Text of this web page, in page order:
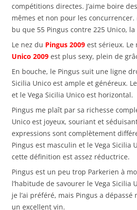
compétitions directes. J’aime boire
mêmes et non pour les concurrencer.
bu que 55 Pingus contre 225 Unico,
Le nez du Pingus 2009 est sérieux. Le
Unico 2009 est plus sexy, plein de
En bouche, le Pingus suit une ligne
Sicilia Unico est ample et généreux.
et le Vega Sicilia Unico est horizontal.
Pingus me plaît par sa richesse
Unico est joyeux, souriant et
expressions sont complètement
Pingus est masculin et le Vega Sicilia
cette définition est assez réductrice.
Pingus est un peu trop Parkerien à
l’habitude de savourer le Vega Sicilia
je l’ai préféré, mais Pingus a dépassé
un excellent vin.